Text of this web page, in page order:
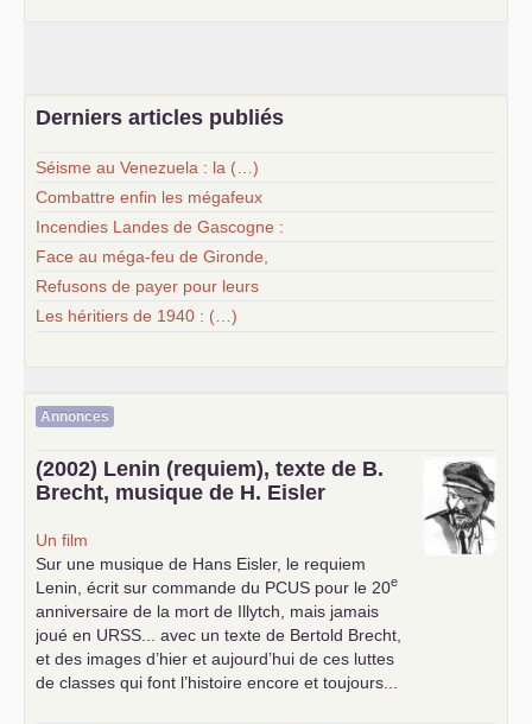
Derniers articles publiés
Séisme au Venezuela : la (…)
Combattre enfin les mégafeux
Incendies Landes de Gascogne :
Face au méga-feu de Gironde,
Refusons de payer pour leurs
Les héritiers de 1940 : (…)
Annonces
(2002) Lenin (requiem), texte de B.
Brecht, musique de H. Eisler
Un film
Sur une musique de Hans Eisler, le requiem
Lenin, écrit sur commande du PCUS pour le 20e
anniversaire de la mort de Illytch, mais jamais
joué en URSS ... avec un texte de Bertold Brecht,
et des images d’hier et aujourd’hui de ces luttes
de classes qui font l’histoire encore et toujours...